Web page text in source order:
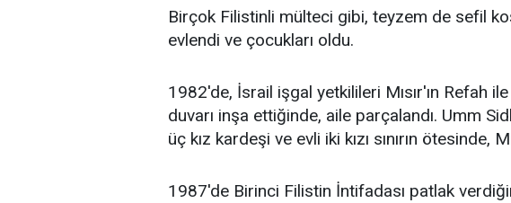
Birçok Filistinli mülteci gibi, teyzem de sefil
evlendi ve çocukları oldu.
1982'de, İsrail işgal yetkilileri Mısır'ın Refah
duvarı inşa ettiğinde, aile parçalandı. Umm
üç kız kardeşi ve evli iki kızı sınırın ötesinde,
1987'de Birinci Filistin İntifadası patlak